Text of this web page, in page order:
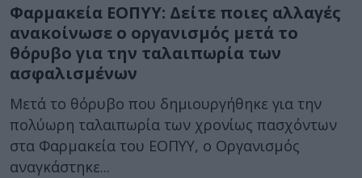
Φαρμακεία ΕΟΠΥΥ: Δείτε ποιες αλλαγές
ανακοίνωσε ο οργανισμός μετά το
θόρυβο για την ταλαιπωρία των
ασφαλισμένων
Μετά το θόρυβο που δημιουργήθηκε για την
πολύωρη ταλαιπωρία των χρονίως πασχόντων
στα Φαρμακεία του ΕΟΠΥΥ, ο Οργανισμός
αναγκάστηκε...